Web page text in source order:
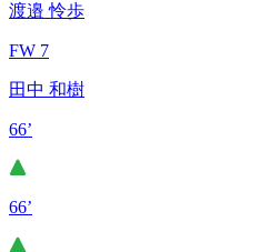
渡邉 怜歩
FW 7
田中 和樹
66’
66’